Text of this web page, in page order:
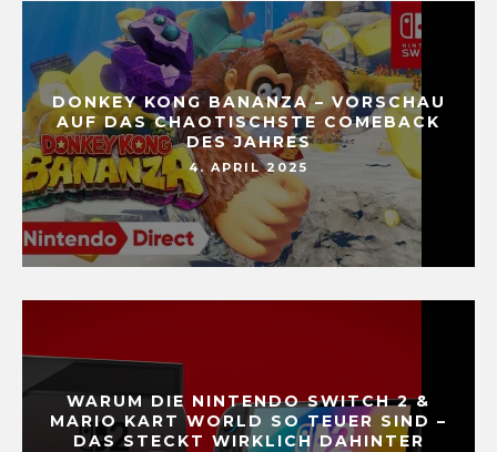
DONKEY KONG BANANZA – VORSCHAU
AUF DAS CHAOTISCHSTE COMEBACK
DES JAHRES
4. APRIL 2025
WARUM DIE NINTENDO SWITCH 2 &
MARIO KART WORLD SO TEUER SIND –
DAS STECKT WIRKLICH DAHINTER